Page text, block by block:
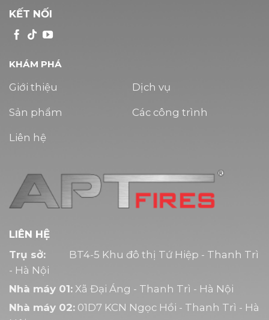
KẾT NỐI
KHÁM PHÁ
Giới thiệu
Sản phẩm
Liên hệ
Dịch vụ
Các công trình
LIÊN HỆ
Trụ sở:
BT4-5 Khu đô thị Tứ Hiệp - Thanh Trì
- Hà Nội
Nhà máy 01: Xã Đại Áng - Thanh Trì - Hà Nội
Nhà máy 02: 01D7 KCN Ngọc Hồi - Thanh Trì - Hà